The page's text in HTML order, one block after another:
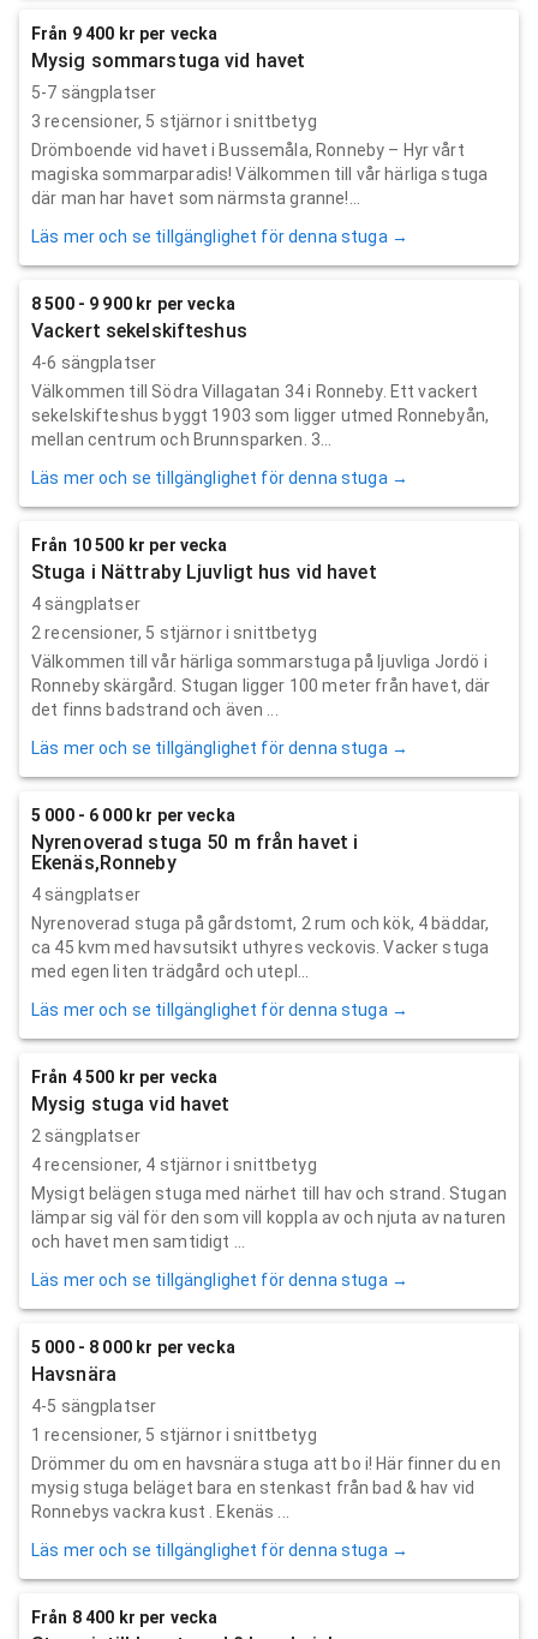
Från 9 400 kr per vecka
Mysig sommarstuga vid havet
5-7 sängplatser
3 recensioner, 5 stjärnor i snittbetyg
Drömboende vid havet i Bussemåla, Ronneby – Hyr vårt
magiska sommarparadis! Välkommen till vår härliga stuga
där man har havet som närmsta granne!...
Läs mer och se tillgänglighet för denna stuga →
8 500 - 9 900 kr per vecka
Vackert sekelskifteshus
4-6 sängplatser
Välkommen till Södra Villagatan 34 i Ronneby. Ett vackert
sekelskifteshus byggt 1903 som ligger utmed Ronnebyån,
mellan centrum och Brunnsparken. 3...
Läs mer och se tillgänglighet för denna stuga →
Från 10 500 kr per vecka
Stuga i Nättraby Ljuvligt hus vid havet
4 sängplatser
2 recensioner, 5 stjärnor i snittbetyg
Välkommen till vår härliga sommarstuga på ljuvliga Jordö i
Ronneby skärgård. Stugan ligger 100 meter från havet, där
det finns badstrand och även ...
Läs mer och se tillgänglighet för denna stuga →
5 000 - 6 000 kr per vecka
Nyrenoverad stuga 50 m från havet i
Ekenäs,Ronneby
4 sängplatser
Nyrenoverad stuga på gårdstomt, 2 rum och kök, 4 bäddar,
ca 45 kvm med havsutsikt uthyres veckovis. Vacker stuga
med egen liten trädgård och utepl...
Läs mer och se tillgänglighet för denna stuga →
Från 4 500 kr per vecka
Mysig stuga vid havet
2 sängplatser
4recensioner, 4 stjärnor i snittbetyg
Mysigt belägen stuga med närhet till hav och strand. Stugan
lämpar sig väl för den som vill koppla av och njuta av naturen
och havet men samtidigt ...
Läs mer och se tillgänglighet för denna stuga →
5 000 - 8 000 kr per vecka
Havsnära
4-5 sängplatser
1 recensioner, 5 stjärnor i snittbetyg
Drömmer du om en havsnära stuga att bo i! Här finner du en
mysig stuga beläget bara en stenkast från bad & hav vid
Ronnebys vackra kust . Ekenäs ...
Läs mer och se tillgänglighet för denna stuga →
Från 8 400 kr per vecka